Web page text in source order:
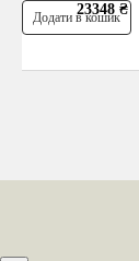
23348 ₴
Додати в кошик